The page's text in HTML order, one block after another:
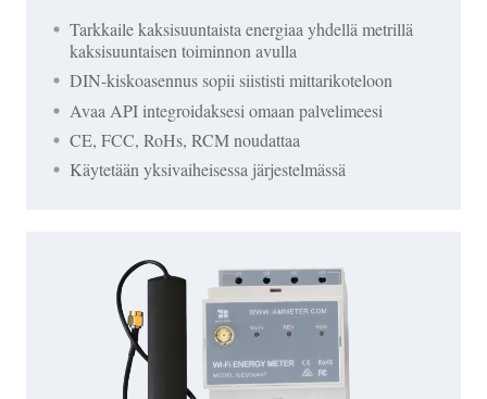
Tarkkaile kaksisuuntaista energiaa yhdellä metrillä
kaksisuuntaisen toiminnon avulla
DIN-kiskoasennus sopii siististi mittarikoteloon
Avaa API integroidaksesi omaan palvelimeesi
CE, FCC, RoHs, RCM noudattaa
Käytetään yksivaiheisessa järjestelmässä